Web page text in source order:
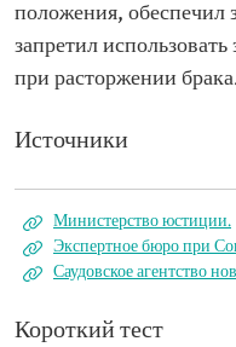
положения, обеспечил
запретил
при расторжении
Источники
Министерство юстиции.
Экспертное бюро при
Саудовское агентство
Короткий тест